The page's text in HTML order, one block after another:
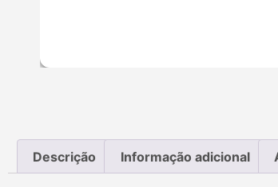
Descrição Informação adicional